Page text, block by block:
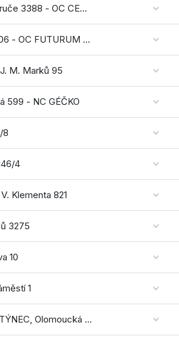
KLADNO, Petra Bezruče 3388 - OC CENTRAL KLADNO
KOLÍN, Rorejcova 906 - OC FUTURUM KOLÍN
M. Marků 95
LIBEREC, Sousedská 599 - NC GÉČKO
7/8
4
Klementa 821
3275
10
OLOMOUC, Horní náměstí 1
OLOMOUC-VELKÝ TÝNEC, Olomoucká 90 -